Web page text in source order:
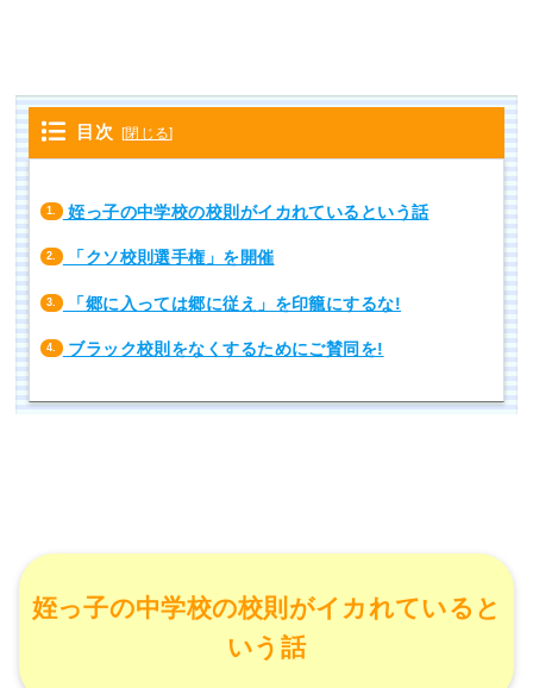
目次 [閉じる]
1. 姪っ子の中学校の校則がイカれているという話
2. 「クソ校則選手権」を開催
3. 「郷に入っては郷に従え」を印籠にするな!
4. ブラック校則をなくするためにご賛同を!
姪っ子の中学校の校則がイカれていると
いう話